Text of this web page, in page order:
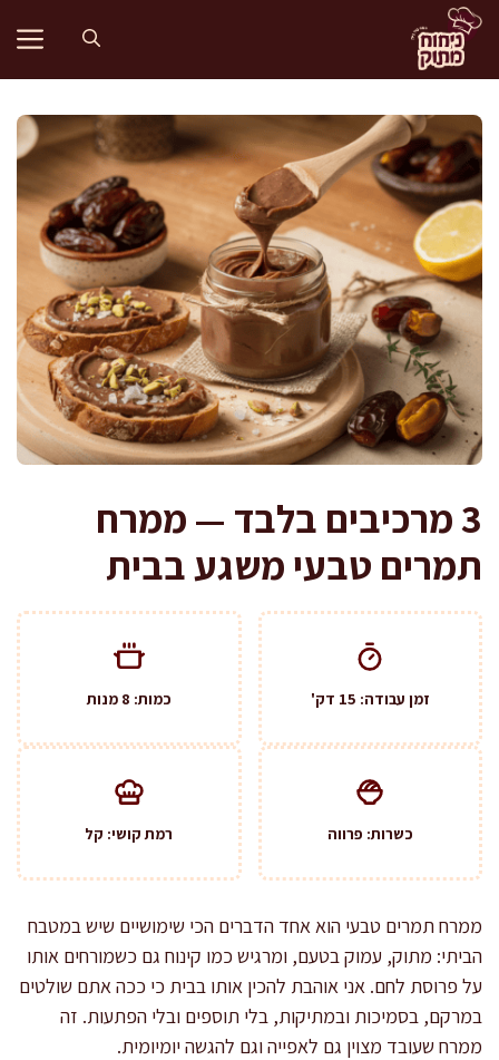
לדלג
לתוכן
3 מרכיבים בלבד — ממרח
תמרים טבעי משגע בבית
זמן עבודה: 15 דק' כמות: 8 מנות
כשרות: פרווה רמת קושי: קל
ממרח תמרים טבעי הוא אחד הדברים הכי שימושיים שיש במטבח
הביתי: מתוק, עמוק בטעם, ומרגיש כמו קינוח גם כשמורחים אותו
על פרוסת לחם. אני אוהבת להכין אותו בבית כי ככה אתם שולטים
במרקם, בסמיכות ובמתיקות, בלי תוספים ובלי הפתעות. זה
ממרח שעובד מצוין גם לאפייה וגם להגשה יומיומית.